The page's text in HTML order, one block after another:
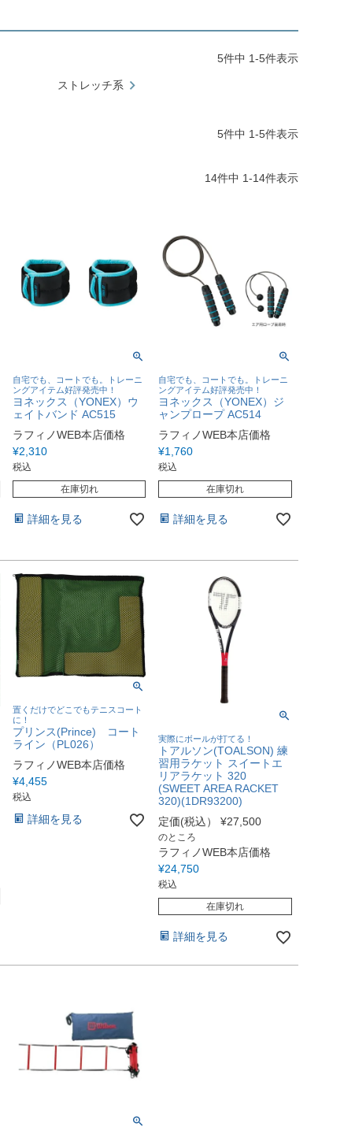
5件中 1-5件表示
ストレッチ系
5件中 1-5件表示
14件中 1-14件表示
自宅でも、コートでも。トレーニ
ングアイテム好評発売中！
ヨネックス（YONEX）ウ
ェイトバンド AC515
ラフィノWEB本店価格
¥2,310
税込
在庫切れ
詳細を見る
自宅でも、コートでも。トレーニ
ングアイテム好評発売中！
ヨネックス（YONEX）ジ
ャンプロープ AC514
ラフィノWEB本店価格
¥1,760
税込
在庫切れ
詳細を見る
置くだけでどこでもテニスコート
に！
プリンス(Prince) コート
ライン（PL026）
ラフィノWEB本店価格
¥4,455
税込
詳細を見る
実際にボールが打てる！
トアルソン(TOALSON) 練
習用ラケット スイートエ
リアラケット 320
(SWEET AREA RACKET
320)(1DR93200)
定価(税込）
¥27,500
のところ
ラフィノWEB本店価格
¥24,750
税込
在庫切れ
詳細を見る